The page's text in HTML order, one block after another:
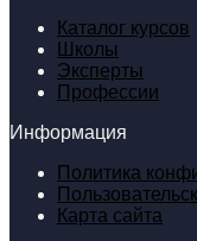
Каталог курсов
Школы
Эксперты
Профессии
Информация
Политика
Карта сайта